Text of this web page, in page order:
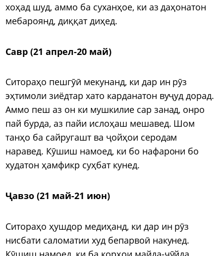
хоҳад шуд, аммо ба суханҳое, ки аз даҳонатон
мебароянд, диққат диҳед.
Савр (21 апрел-20 май)
Ситораҳо пешгӯӣ мекунанд, ки дар ин рӯз
эҳтимоли зиёдтар хато карданатон вуҷуд дорад.
Аммо пеш аз он ки мушкилие сар занад, онро
пай бурда, аз пайи ислоҳаш мешавед. Шом
танҳо ба сайругашт ва ҷойҳои серодам
наравед. Кӯшиш намоед, ки бо нафарони бо
худатон ҳамфикр суҳбат кунед.
Ҷавзо (21 май-21 июн)
Ситораҳо ҳушдор медиҳанд, ки дар ин рӯз
нисбати саломатии худ бепарвоӣ накунед.